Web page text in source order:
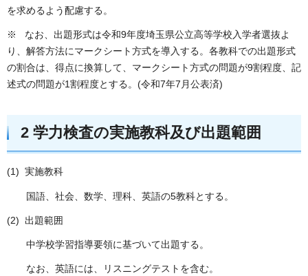
を求めるよう配慮する。
※ なお、出題形式は令和9年度埼玉県公立高等学校入学者選抜よ
り、解答方法にマークシート方式を導入する。各教科での出題形式
の割合は、得点に換算して、マークシート方式の問題が9割程度、記
述式の問題が1割程度とする。(令和7年7月公表済)
2 学力検査の実施教科及び出題範囲
(1) 実施教科
国語、社会、数学、理科、英語の5教科とする。
(2) 出題範囲
中学校学習指導要領に基づいて出題する。
なお、英語には、リスニングテストを含む。